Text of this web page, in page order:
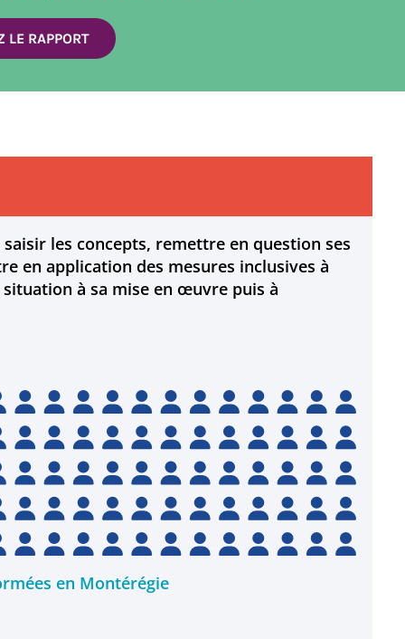
LE RAPPORT
les concepts, remettre en question ses
en application des mesures inclusives à
à sa mise en œuvre puis à
en Montérégie